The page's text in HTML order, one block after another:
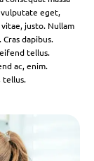
eget,
justo. Nullam
dapibus.
tellus.
ac, enim.
tellus.